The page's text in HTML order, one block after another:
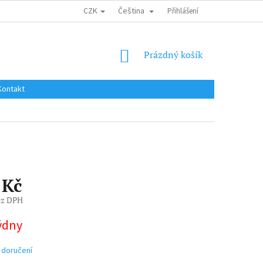
DOPRAVA DO EU / INTERNATIONAL SHIPPING OBCHODNÍ PODMÍNKY
CZK Čeština Přihlášení
NÁKUPNÍ
Prázdný košík
DPH